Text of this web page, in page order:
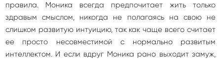
правила. Моника всегда предпочитает жить только
здравым смыслом, никогда не полагаясь на свою не
слишком развитую интуицию, так как чаще всего считает
ее просто несовместимой с нормально развитым
интеллектом. И если вдруг Моника рано выходит замуж,